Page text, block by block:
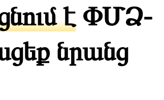
էՓՄՁ-
նրանց